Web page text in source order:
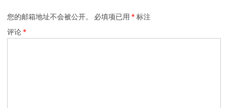
您的邮箱地址不会被公开。 必填项已用 * 标注
评论*